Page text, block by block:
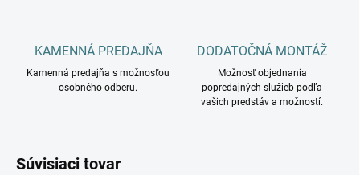
KAMENNÁ PREDAJŇA
Kamenná predajňa s možnosťou
osobného odberu.
DODATOČNÁ MONTÁŽ
Možnosť objednania
popredajných služieb podľa
vašich predstáv a možností.
Súvisiaci tovar